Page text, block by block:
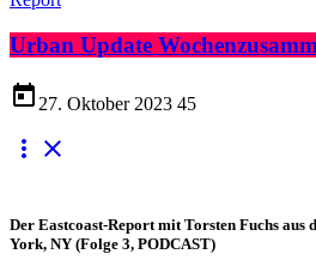
Urban Update
today 27. Oktober 2023 45
more_vert close
Der Eastcoast-Report mit Torsten Fuchs aus
York, NY (Folge 3, PODCAST)